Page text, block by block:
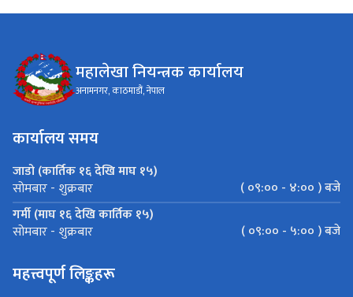
महालेखा नियन्त्रक कार्यालय
अनामनगर, काठमाडौं, नेपाल
कार्यालय समय
जाडो (कार्तिक १६ देखि माघ १५)
सोमबार - शुक्रबार
( ०९:०० - ४:०० ) बजे
गर्मी (माघ १६ देखि कार्तिक १५)
सोमबार - शुक्रबार ( ०९:०० - ५:०० ) बजे
महत्त्वपूर्ण लिङ्कहरू